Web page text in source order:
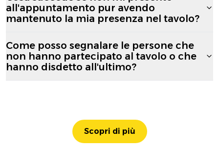
all'appuntamento pur avendo
mantenuto la mia presenza nel tavolo?
Come posso segnalare le persone che
non hanno partecipato al tavolo o che
hanno disdetto all'ultimo?
Scopri di più